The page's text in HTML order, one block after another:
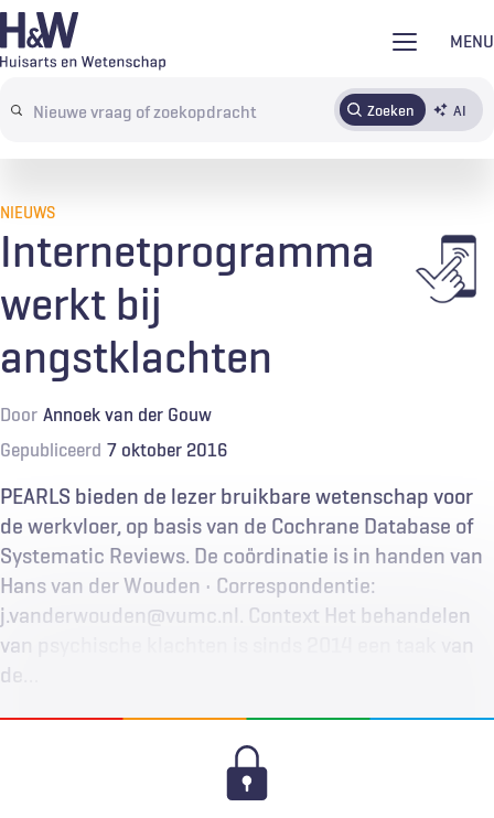
Overslaan
en
de
MENU
Search
terms
Zoeken AI
AbonnerenTijdschrift Inloggen
NIEUWS
Internetprogramma
werkt bij
angstklachten
Door Annoek van der Gouw
Gepubliceerd 7 oktober 2016
PEARLS bieden de lezer bruikbare wetenschap voor
de werkvloer, op basis van de Cochrane Database of
Systematic Reviews. De coördinatie is in handen van
Hans van der Wouden • Correspondentie:
j.vanderwouden@vumc.nl. Context Het behandelen
van psychische klachten is sinds 2014 een taak van
de…